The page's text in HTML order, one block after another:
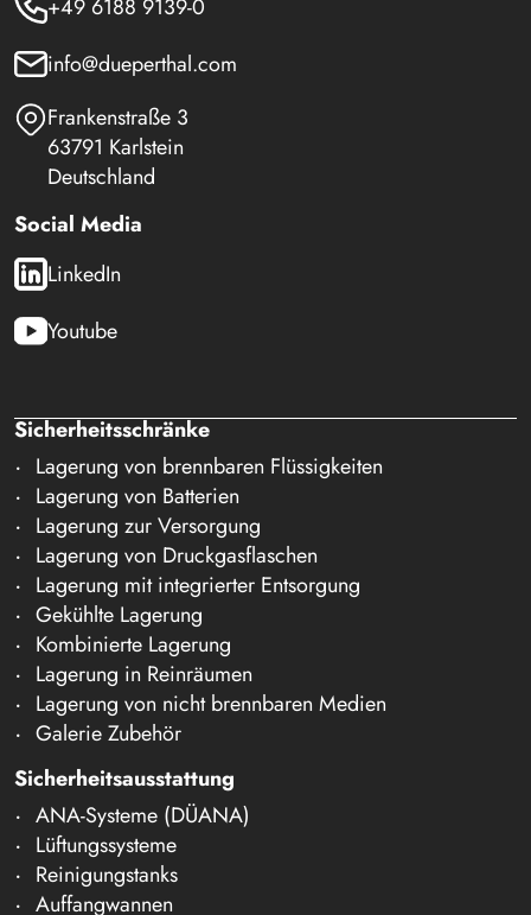
+49 6188 9139-0
info@dueperthal.com
Frankenstraße 3
63791 Karlstein
Deutschland
Social Media
LinkedIn
Youtube
Sicherheitsschränke
Lagerung von brennbaren Flüssigkeiten
Lagerung von Batterien
Lagerung zur Versorgung
Lagerung von Druckgasflaschen
Lagerung mit integrierter Entsorgung
Gekühlte Lagerung
Kombinierte Lagerung
Lagerung in Reinräumen
Lagerung von nicht brennbaren Medien
Galerie Zubehör
Sicherheitsausstattung
ANA-Systeme (DÜANA)
Lüftungssysteme
Reinigungstanks
Auffangwannen